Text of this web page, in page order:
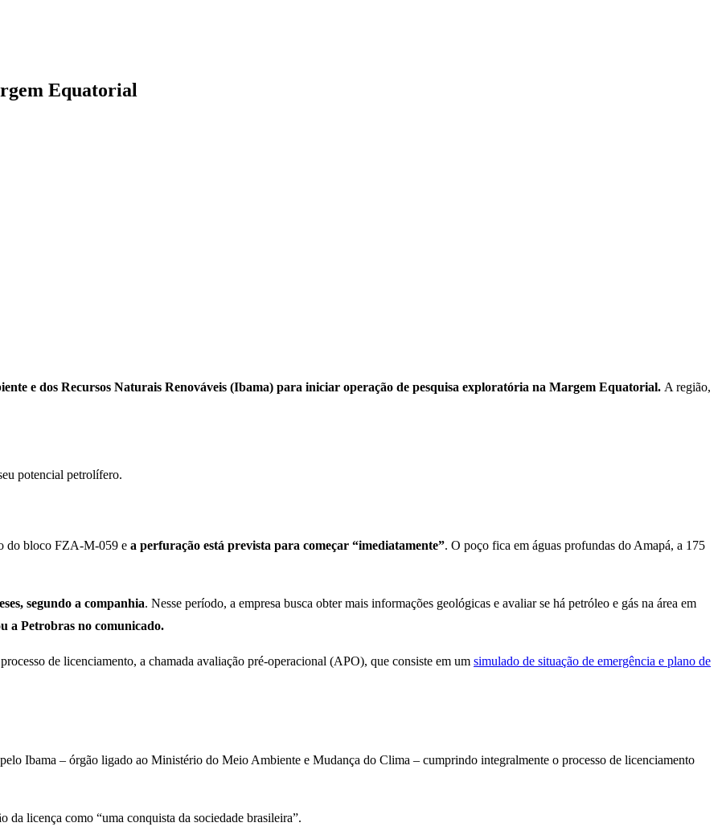
Equatorial
e dos Recursos Naturais Renováveis (Ibama) para iniciar operação de pesquisa exploratória na Margem Equatorial. A região,
potencial petrolífero.
do bloco FZA-M-059 e a perfuração está prevista para começar “imediatamente”. O poço fica em águas profundas do Amapá, a 175
segundo a companhia. Nesse período, a empresa busca obter mais informações geológicas e avaliar se há petróleo e gás na área em
a Petrobras no comunicado.
de licenciamento, a chamada avaliação pré-operacional (APO), que consiste em um simulado de situação de emergência e plano de
Ibama – órgão ligado ao Ministério do Meio Ambiente e Mudança do Clima – cumprindo integralmente o processo de licenciamento
licença como “uma conquista da sociedade brasileira”.